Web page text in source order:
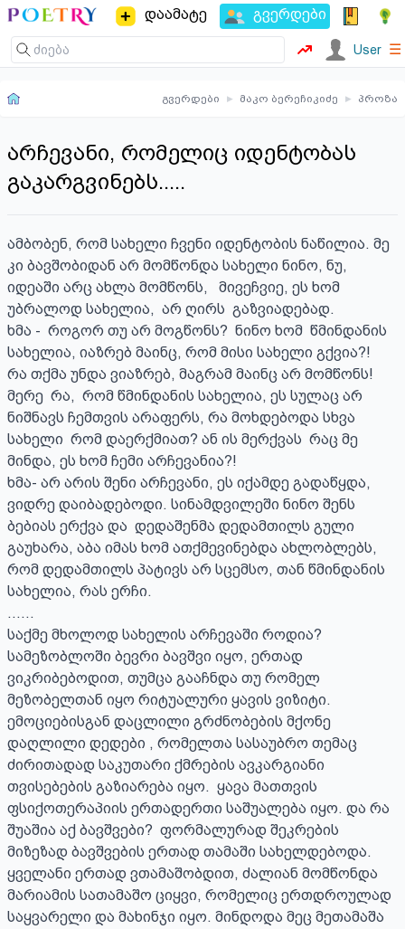
დაამატე გვერდები
User ☰
გვერდები ▸ მაკო ბერეჩიკიძე ▸ პროზა
არჩევანი, რომელიც იდენტობას
გაკარგვინებს.....
ამბობენ, რომ სახელი ჩვენი იდენტობის ნაწილია. მე
კი ბავშობიდან არ მომწონდა სახელი ნინო, ნუ,
იდეაში არც ახლა მომწონს,   მივეჩვიე, ეს ხომ
უბრალოდ სახელია,  არ ღირს  გაზვიადებად.
ხმა -  როგორ თუ არ მოგწონს?  ნინო ხომ  წმინდანის
სახელია, იაზრებ მაინც, რომ მისი სახელი გქვია?!
რა თქმა უნდა ვიაზრებ, მაგრამ მაინც არ მომწონს!
მერე  რა,  რომ წმინდანის სახელია, ეს სულაც არ
ნიშნავს ჩემთვის არაფერს, რა მოხდებოდა სხვა
სახელი  რომ დაერქმიათ? ან ის მერქვას  რაც მე
მინდა, ეს ხომ ჩემი არჩევანია?!
ხმა- არ არის შენი არჩევანი, ეს იქამდე გადაწყდა,
ვიდრე დაიბადებოდი. სინამდვილეში ნინო შენს
ბებიას ერქვა და  დედაშენმა დედამთილს გული
გაუხარა, აბა იმას ხომ ათქმევინებდა ახლობლებს,
რომ დედამთილს პატივს არ სცემსო, თან წმინდანის
სახელია, რას ერჩი.
......
საქმე მხოლოდ სახელის არჩევაში როდია?
სამეზობლოში ბევრი ბავშვი იყო, ერთად
ვიკრიბებოდით, თუმცა გააჩნდა თუ რომელ
მეზობელთან იყო რიტუალური ყავის ვიზიტი.
ემოციებისგან დაცლილი გრძნობების მქონე
დაღლილი დედები , რომელთა სასაუბრო თემაც
ძირითადად საკუთარი ქმრების ავკარგიანი
თვისებების გაზიარება იყო.  ყავა მათთვის
ფსიქოთერაპიის ერთადერთი საშუალება იყო. და რა
შუაშია აქ ბავშვები?  ფორმალურად შეკრების
მიზეზად ბავშვების ერთად თამაში სახელდებოდა.
ყველანი ერთად ვთამაშობდით, ძალიან მომწონდა
მარიამის სათამაშო ციყვი, რომელიც ერთდროულად
საყვარელი და მახინჯი იყო. მინდოდა მეც მეთამაშა